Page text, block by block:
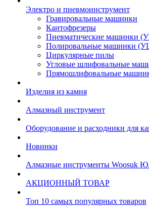
Электро и пневмоинструмент
Гравировальные машинки
Кантофрезеры
Пневматические машинки
Полировальные машинки
Циркулярные пилы
Угловые шлифовальные
Прямошлифовальные
Изделия из камня
Алмазный инструмент
Оборудование и расходники для
Новинки
Алмазные инструменты Woosuk
АКЦИОННЫЙ ТОВАР
Топ 10 самых популярных товаров